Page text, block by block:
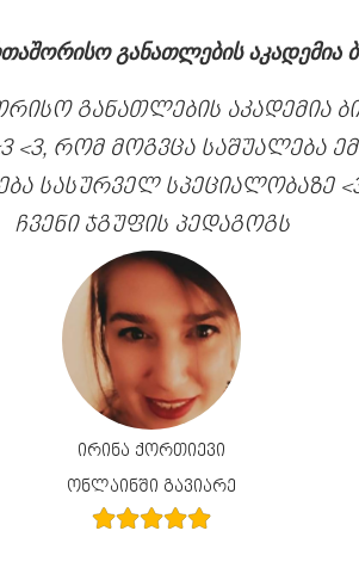
განათლების აკადემია
განათლების აკადემია
<3, რომ მოგვცა საშუალება
სასურველ სპეციალობაზე
ჩვენი ჯგუფის პედაგოგს
ირინა ქორთიევი
ონლაინში გავიარე